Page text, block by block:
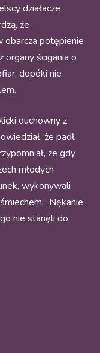
działacze
że
obarcza potępienie
organy ścigania o
dopóki nie
duchowny z
że padł
że gdy
młodych
wykonywali
Nękanie
nie stanęli do